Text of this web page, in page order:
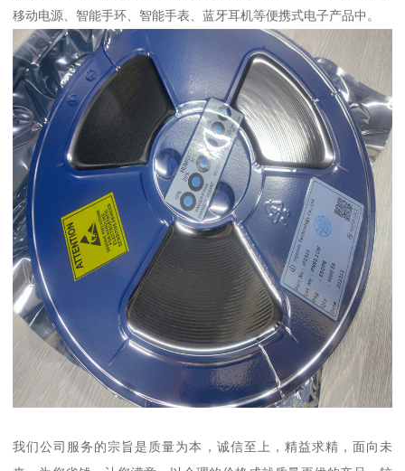
移动电源、智能手环、智能手表、蓝牙耳机等便携式电子产品中。
我们公司服务的宗旨是质量为本，诚信至上，精益求精，面向未